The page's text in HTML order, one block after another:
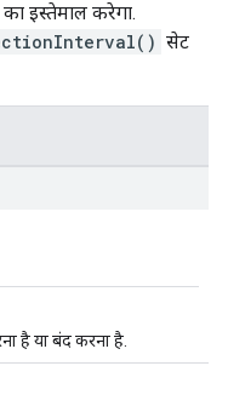
का इस्तेमाल करेगा.
सेट
है या बंद करना है.